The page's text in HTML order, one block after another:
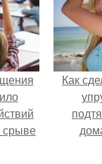
срыве
Как